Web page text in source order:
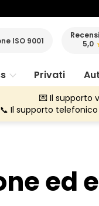
ISO 9001
5,0
Privati
💌 Il supporto
📞 Il supporto
ed